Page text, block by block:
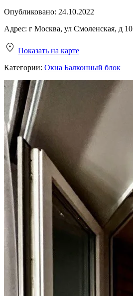
Опубликовано: 24.10.2022
Адрес: г Москва, ул Смоленская, д 10
Показать на карте
Категории: Окна Балконный блок